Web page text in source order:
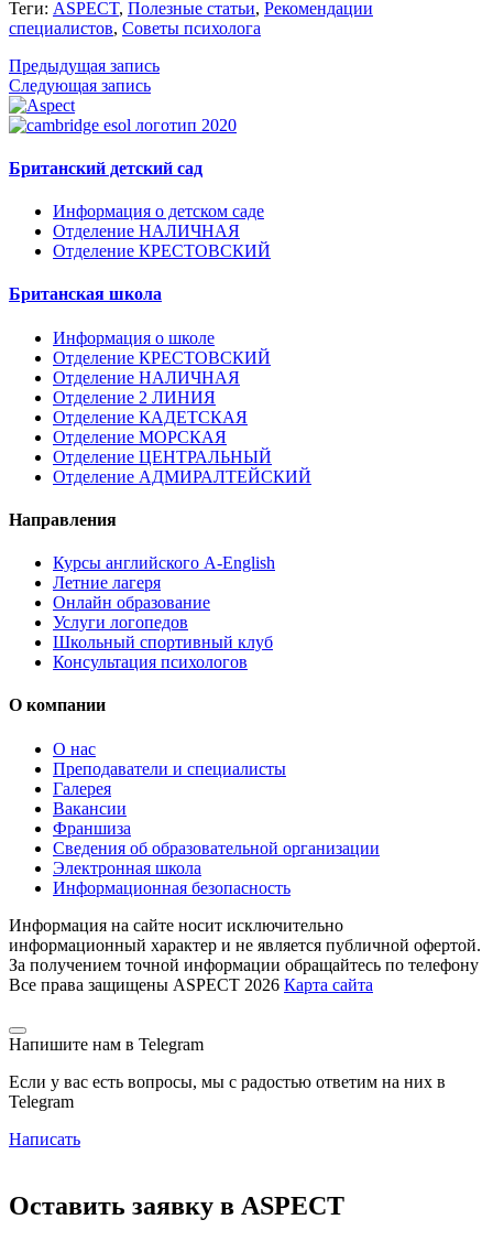
Теги: ASPECT, Полезные статьи, Рекомендации
специалистов, Советы психолога
Предыдущая запись
Следующая запись
Британский детский сад
Информация о детском саде
Отделение НАЛИЧНАЯ
Отделение КРЕСТОВСКИЙ
Британская школа
Информация о школе
Отделение КРЕСТОВСКИЙ
Отделение НАЛИЧНАЯ
Отделение 2 ЛИНИЯ
Отделение КАДЕТСКАЯ
Отделение МОРСКАЯ
Отделение ЦЕНТРАЛЬНЫЙ
Отделение АДМИРАЛТЕЙСКИЙ
Направления
Курсы английского A-English
Летние лагеря
Онлайн образование
Услуги логопедов
Школьный спортивный клуб
Консультация психологов
О компании
О нас
Преподаватели и специалисты
Галерея
Вакансии
Франшиза
Сведения об образовательной организации
Электронная школа
Информационная безопасность
Информация на сайте носит исключительно
информационный характер и не является публичной офертой.
За получением точной информации обращайтесь по телефону
Все права защищены ASPECT 2026 Карта сайта
Напишите нам в Telegram
Если у вас есть вопросы, мы с радостью ответим на них в
Telegram
Написать
Оставить заявку в ASPECT